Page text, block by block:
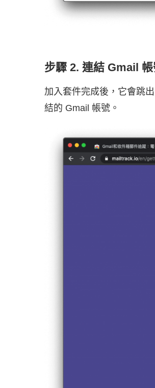
步驟 2. 連結 Gmail
加入套件完成後，它會跳
結的 Gmail 帳號。